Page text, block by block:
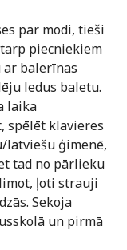
par modi, tieši
piecniekiem
ar balerīnas
ledus baletu.
laika
spēlēt klavieres
latviešu ģimenē,
tad no pārlieku
ļoti strauji
Sekoja
un pirmā